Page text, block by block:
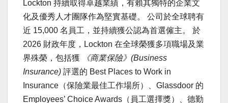
Lockton 持續取得卓越業績，有賴其獨特的企業文
化及優秀人才團隊作為堅實基礎。 公司於全球聘有
近 15,000 名員工，並持續獲公認為首選僱主。 於
2026 財政年度，Lockton 在全球榮獲多項職場及業
界殊榮，包括獲
《商業保險》(Business
Insurance) 評選的 Best Places to Work in
Insurance（保險業最佳工作場所）、Glassdoor 的
Employees’ Choice Awards（員工選擇獎）、德勤